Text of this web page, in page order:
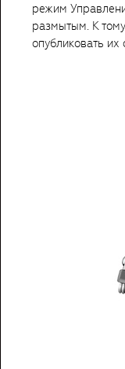
режим
размытым. К
опубликовать